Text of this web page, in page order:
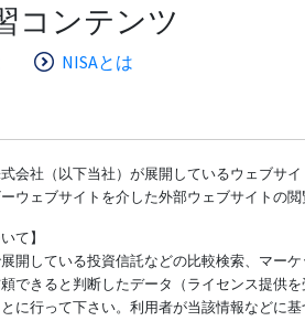
コンテンツ
NISAとは
会社（以下当社）が展開しているウェブサ
ウェブサイトを介した外部ウェブサイトの
て】
開している投資信託などの比較検索、マー
できると判断したデータ（ライセンス提供
に行って下さい。利用者が当該情報などに